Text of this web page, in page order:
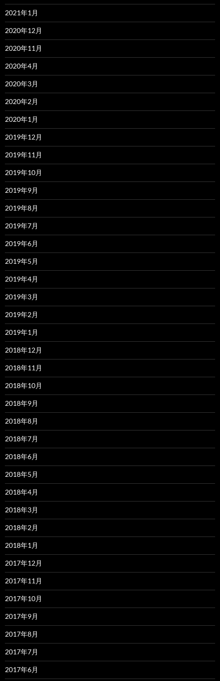
2021年1月
2020年12月
2020年11月
2020年4月
2020年3月
2020年2月
2020年1月
2019年12月
2019年11月
2019年10月
2019年9月
2019年8月
2019年7月
2019年6月
2019年5月
2019年4月
2019年3月
2019年2月
2019年1月
2018年12月
2018年11月
2018年10月
2018年9月
2018年8月
2018年7月
2018年6月
2018年5月
2018年4月
2018年3月
2018年2月
2018年1月
2017年12月
2017年11月
2017年10月
2017年9月
2017年8月
2017年7月
2017年6月